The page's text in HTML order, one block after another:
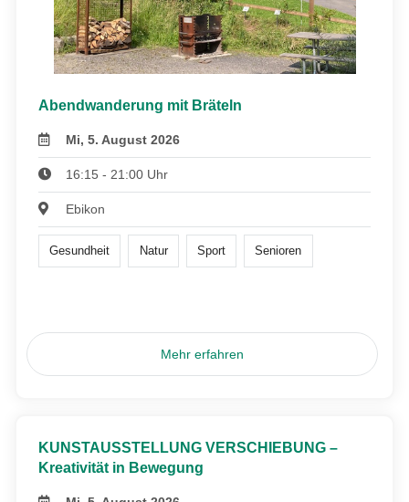
Abendwanderung mit Bräteln
Mi, 5. August 2026
16:15 - 21:00 Uhr
Ebikon
Gesundheit Natur Sport Senioren
Mehr erfahren
KUNSTAUSSTELLUNG VERSCHIEBUNG –
Kreativität in Bewegung